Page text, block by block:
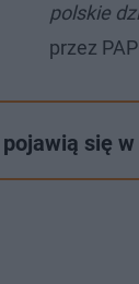
polskie
przez
się